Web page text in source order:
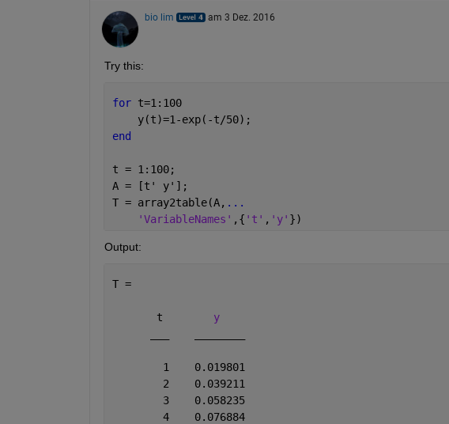
bio lim am 3 Dez. 2016
Try this:
for t=1:100
    y(t)=1-exp(-t/50);
end
t = 1:100;
A = [t' y'];
T = array2table(A, ...
'VariableNames' ,{ 't' , 'y' })
Output:
T =
       t
y
        1    0.019801
        2    0.039211
        3    0.058235
        4    0.076884